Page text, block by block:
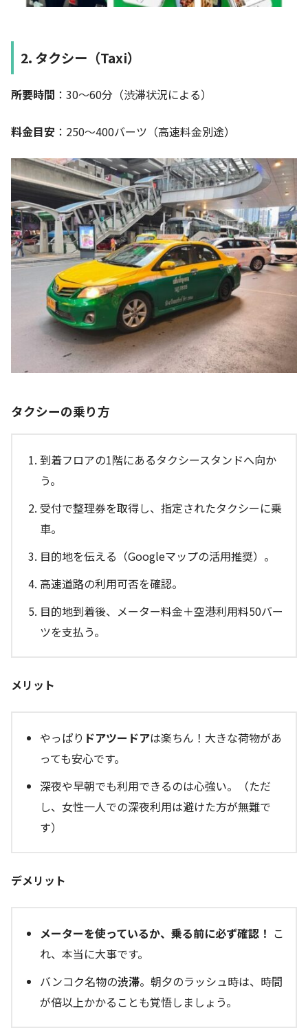
2. タクシー（Taxi）
所要時間 ：30〜60分（渋滞状況による）
料金目安 ：250〜400バーツ（高速料金別途）
タクシーの乗り方
到着フロアの1階にあるタクシースタンドへ向か
う。
受付で整理券を取得し、指定されたタクシーに乗
車。
目的地を伝える（Googleマップの活用推奨）。
高速道路の利用可否を確認。
目的地到着後、メーター料金＋空港利用料50バー
ツを支払う。
メリット
やっぱり ドアツードアは楽ちん！大きな荷物があ
っても安心です。
深夜や早朝でも利用できるのは心強い。（ただ
し、女性一人での深夜利用は避けた方が無難で
す）
デメリット
メーターを使っているか、乗る前に必ず確認！ こ
れ、本当に大事です。
バンコク名物の渋滞。朝夕のラッシュ時は、時間
が倍以上かかることも覚悟しましょう。